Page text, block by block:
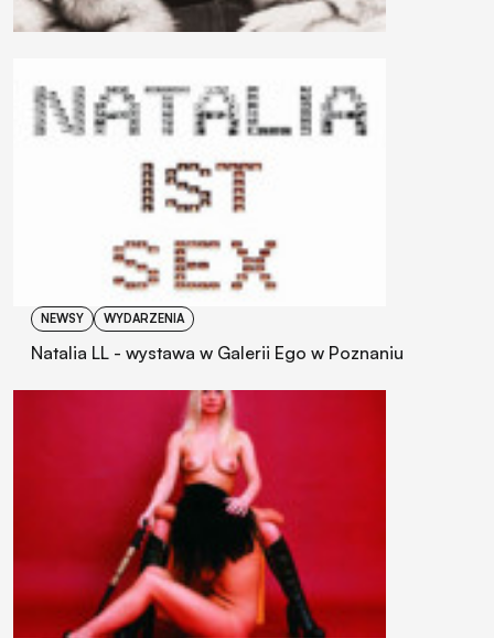
NEWSY WYDARZENIA
Natalia LL - wystawa w Galerii Ego w Poznaniu